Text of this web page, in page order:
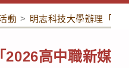
動 > 明志科技大學辦理「
2026高中職新媒